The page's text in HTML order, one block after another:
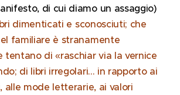
di cui diamo un assaggio)
dimenticati e sconosciuti; che
familiare è stranamente
di «raschiar via la vernice
di libri irregolari... in rapporto ai
alle mode letterarie, ai valori